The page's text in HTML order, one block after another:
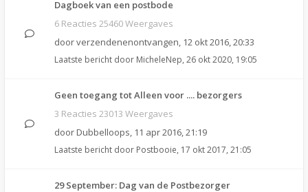
Dagboek van een postbode
6 Reacties 25460 Weergaves
doorverzendenenontvangen, 12 okt 2016, 20:33
Laatste bericht door MicheleNep, 26 okt 2020, 19:05
Geen toegang tot Alleen voor .... bezorgers
3 Reacties 23013 Weergaves
door Dubbelloops, 11 apr 2016, 21:19
Laatste bericht door Postbooie, 17 okt 2017, 21:05
29 September: Dag van de Postbezorger